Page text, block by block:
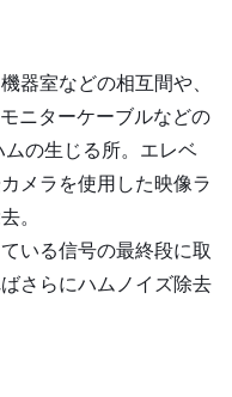
器室などの相互間や、
ニターケーブルなどの
の生じる所。エレベ
メラを使用した映像ラ
。
いる信号の最終段に取
さらにハムノイズ除去